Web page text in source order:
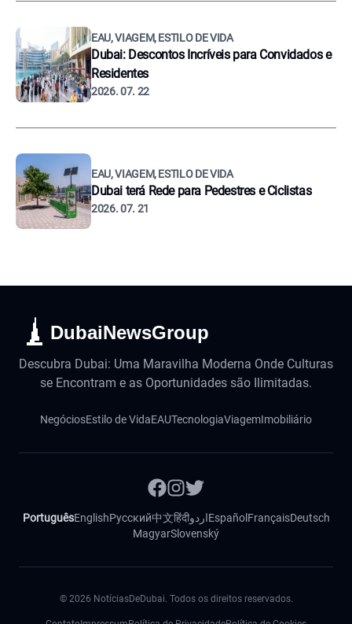
EAU, VIAGEM, ESTILO DE VIDA
Dubai: Descontos Incríveis para Convidados e
Residentes
2026. 07. 22
EAU, VIAGEM, ESTILO DE VIDA
Dubai terá Rede para Pedestres e Ciclistas
2026. 07. 21
DubaiNewsGroup
Descubra Dubai: Uma Maravilha Moderna Onde Culturas
se Encontram e as Oportunidades são Ilimitadas.
NegóciosEstilo de VidaEAUTecnologiaViagemImobiliário
PortuguêsEnglishРусский中文हिंदीاردوEspañol FrançaisDeutsch
MagyarSlovenský
© 2026 NotíciasDeDubai. Todos os direitos reservados.